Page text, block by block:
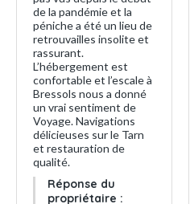
de la pandémie et la
péniche a été un lieu de
retrouvailles insolite et
rassurant.
L’hébergement est
confortable et l’escale à
Bressols nous a donné
un vrai sentiment de
Voyage. Navigations
délicieuses sur le Tarn
et restauration de
qualité.
Réponse du
propriétaire :